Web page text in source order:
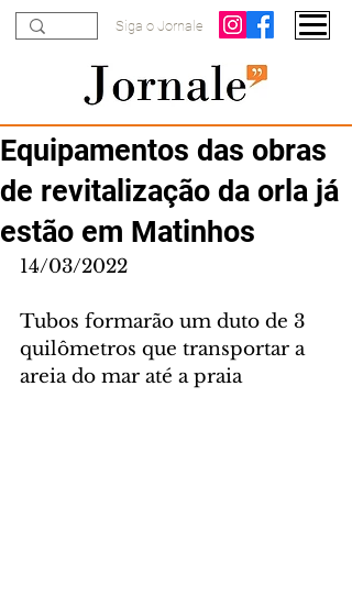
Siga o Jornale
Equipamentos das obras
de revitalização da orla já
estão em Matinhos
14/03/2022
Tubos formarão um duto de 3
quilômetros que transportar a
areia do mar até a praia